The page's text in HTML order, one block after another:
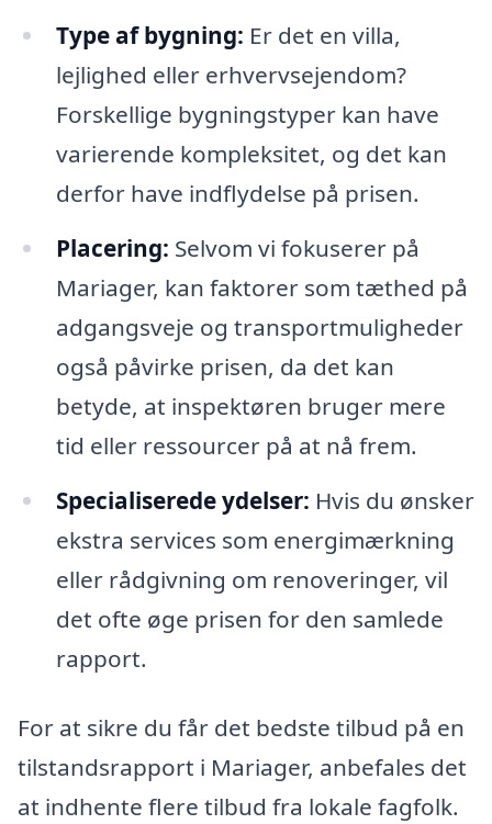
Type af bygning: Er det en villa,
lejlighed eller erhvervsejendom?
Forskellige bygningstyper kan have
varierende kompleksitet, og det kan
derfor have indflydelse på prisen.
Placering: Selvom vi fokuserer på
Mariager, kan faktorer som tæthed på
adgangsveje og transportmuligheder
også påvirke prisen, da det kan
betyde, at inspektøren bruger mere
tid eller ressourcer på at nå frem.
Specialiserede ydelser: Hvis du ønsker
ekstra services som energimærkning
eller rådgivning om renoveringer, vil
det ofte øge prisen for den samlede
rapport.
For at sikre du får det bedste tilbud på en
tilstandsrapport i Mariager, anbefales det
at indhente flere tilbud fra lokale fagfolk.